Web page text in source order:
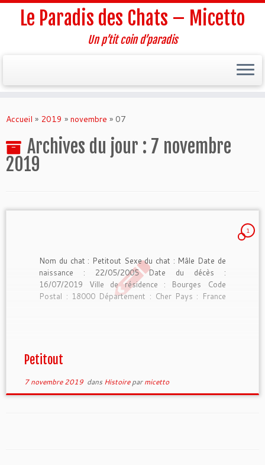
au
Le Paradis des Chats – Micetto
Un p’tit coin d’paradis
Accueil » 2019 » novembre » 07
Archives du jour : 7 novembre
2019
1
Nom du chat : Petitout Sexe du chat : Mâle Date de
naissance : 22/05/2005 Date du décès :
16/07/2019 Ville de résidence : Bourges Code
Postal : 18000 Département : Cher Pays : France
Petitout
7 novembre 2019dans Histoireparmicetto